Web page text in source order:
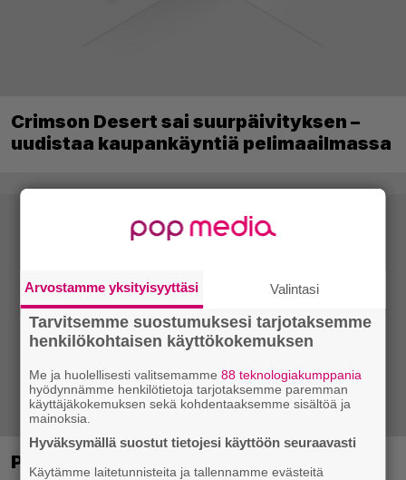
Crimson Desert sai suurpäivityksen –
uudistaa kaupankäyntiä pelimaailmassa
PS1-ajan klassikkoloikinta Croc 2 palaa
Arvostamme yksityisyyttäsi Valintasi
Tarvitsemme suostumuksesi tarjotaksemme
henkilökohtaisen käyttökokemuksen
Me ja huolellisesti valitsemamme88 teknologiakumppania
hyödynnämme henkilötietoja tarjotaksemme paremman
käyttäjäkokemuksen sekä kohdentaaksemme sisältöä ja
mainoksia.
Hyväksymällä suostut tietojesi käyttöön seuraavasti
Käytämme laitetunnisteita ja tallennamme evästeitä